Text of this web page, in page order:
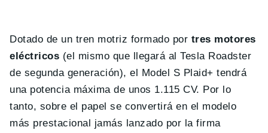
Dotado de un tren motriz formado por tres motores
eléctricos (el mismo que llegará al Tesla Roadster
de segunda generación), el Model S Plaid+ tendrá
una potencia máxima de unos 1.115 CV. Por lo
tanto, sobre el papel se convertirá en el modelo
más prestacional jamás lanzado por la firma